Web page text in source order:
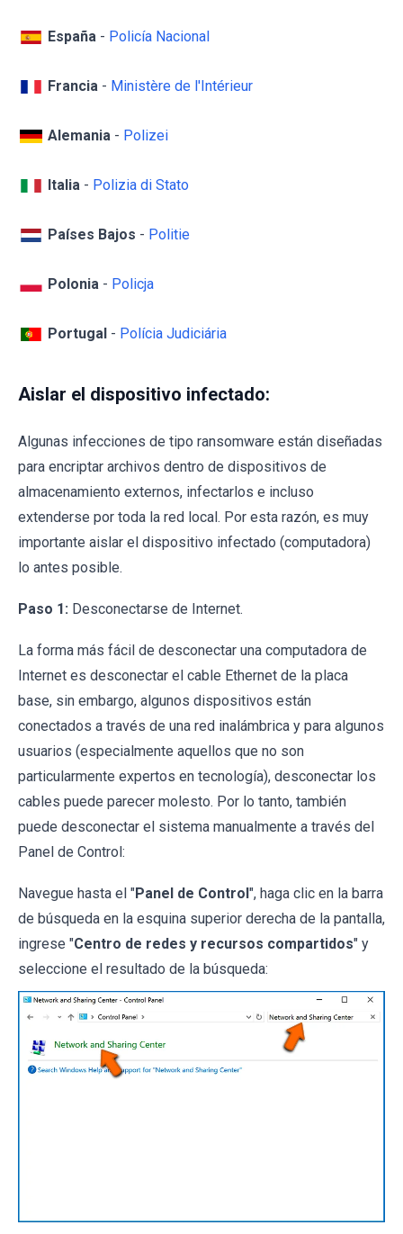
España - Policía Nacional
Francia - Ministère de l'Intérieur
Alemania - Polizei
Italia - Polizia di Stato
Países Bajos - Politie
Polonia - Policja
Portugal - Polícia Judiciária
Aislar el dispositivo infectado:
Algunas infecciones de tipo ransomware están diseñadas
para encriptar archivos dentro de dispositivos de
almacenamiento externos, infectarlos e incluso
extenderse por toda la red local. Por esta razón, es muy
importante aislar el dispositivo infectado (computadora)
lo antes posible.
Paso 1: Desconectarse de Internet.
La forma más fácil de desconectar una computadora de
Internet es desconectar el cable Ethernet de la placa
base, sin embargo, algunos dispositivos están
conectados a través de una red inalámbrica y para algunos
usuarios (especialmente aquellos que no son
particularmente expertos en tecnología), desconectar los
cables puede parecer molesto. Por lo tanto, también
puede desconectar el sistema manualmente a través del
Panel de Control:
Navegue hasta el "Panel de Control ", haga clic en la barra
de búsqueda en la esquina superior derecha de la pantalla,
ingrese "Centro de redes y recursos compartidos" y
seleccione el resultado de la búsqueda: